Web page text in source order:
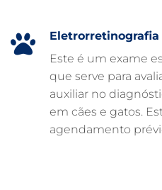
ATENDIMENTO VETERINÁRIO
Eletrorretinografia
Este é um exame
que serve para
auxiliar no
em cães e gatos.
agendamento